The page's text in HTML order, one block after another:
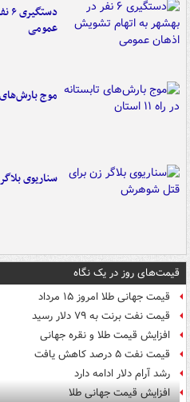
عمومی
موج بارش‌های
سناریوی
قیمت‌های روز در یک نگاه
قیمت جهانی طلا امروز ۱۵ مرداد
قیمت نفت برنت به ۷۹ دلار رسید
افزایش قیمت طلا و نقره جهانی
قیمت نفت ۵ درصد کاهش یافت
رشد آرام دلار ادامه دارد
افزایش قیمت جهانی طلا